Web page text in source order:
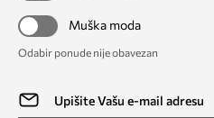
Muška moda
Odabir ponude nije obavezan